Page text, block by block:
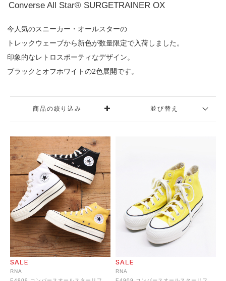
Converse All Star® SURGETRAINER OX
今人気のスニーカー・オールスターの
トレックウェーブから新色が数量限定で入荷しました。
印象的なレトロスポーティなデザイン。
ブラックとオフホワイトの2色展開です。
商品の絞り込み 並び替え
RNA
RNA